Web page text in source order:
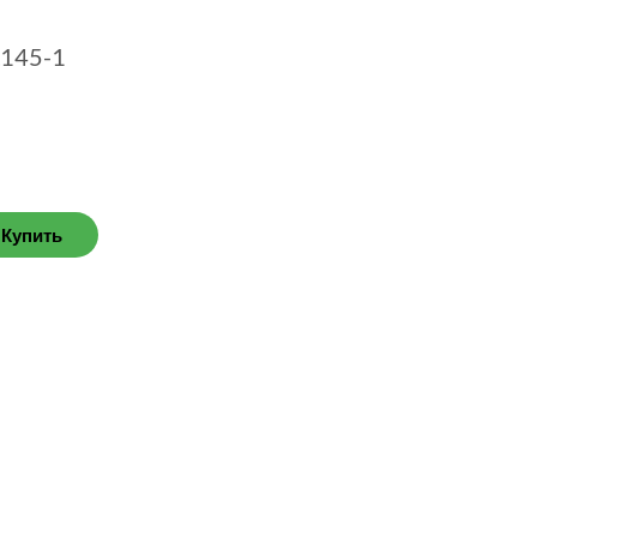
1
Купить